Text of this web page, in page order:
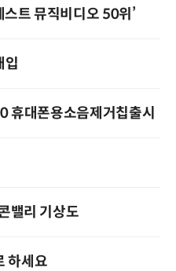
트 뮤직비디오 50위’
입
대폰용소음제거칩출시
밸리 기상도
하세요